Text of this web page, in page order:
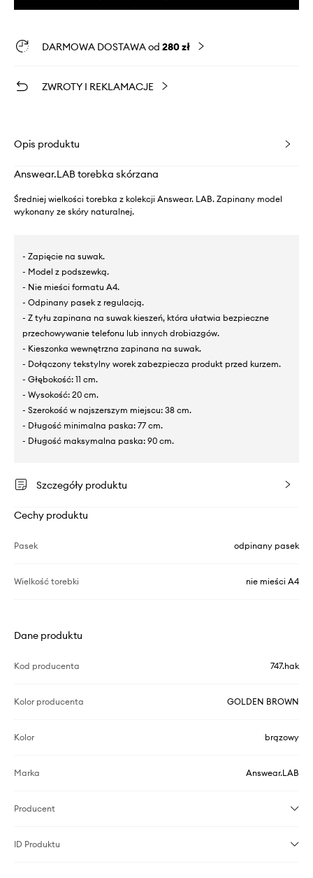
DARMOWA DOSTAWA od 280 zł
ZWROTY I REKLAMACJE
Opis produktu
Answear.LAB torebka skórzana
Średniej wielkości torebka z kolekcji Answear. LAB. Zapinany model
wykonany ze skóry naturalnej.
- Zapięcie na suwak.
- Model z podszewką.
- Nie mieści formatu A4.
- Odpinany pasek z regulacją.
- Z tyłu zapinana na suwak kieszeń, która ułatwia bezpieczne
przechowywanie telefonu lub innych drobiazgów.
- Kieszonka wewnętrzna zapinana na suwak.
- Dołączony tekstylny worek zabezpiecza produkt przed kurzem.
- Głębokość: 11 cm.
- Wysokość: 20 cm.
- Szerokość w najszerszym miejscu: 38 cm.
- Długość minimalna paska: 77 cm.
- Długość maksymalna paska: 90 cm.
Szczegóły produktu
Cechy produktu
Pasek odpinany pasek
Wielkość torebki nie mieści A4
Dane produktu
Kod producenta 747.hak
Kolor producenta GOLDEN BROWN
Kolor brązowy
Marka Answear.LAB
Producent
ID Produktu